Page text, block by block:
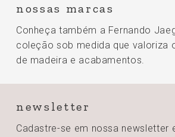
nossas marcas
Conheça também a Fernando
coleção sob medida que valoriza
de madeira e acabamentos.
newsletter
Cadastre-se em nossa newsletter